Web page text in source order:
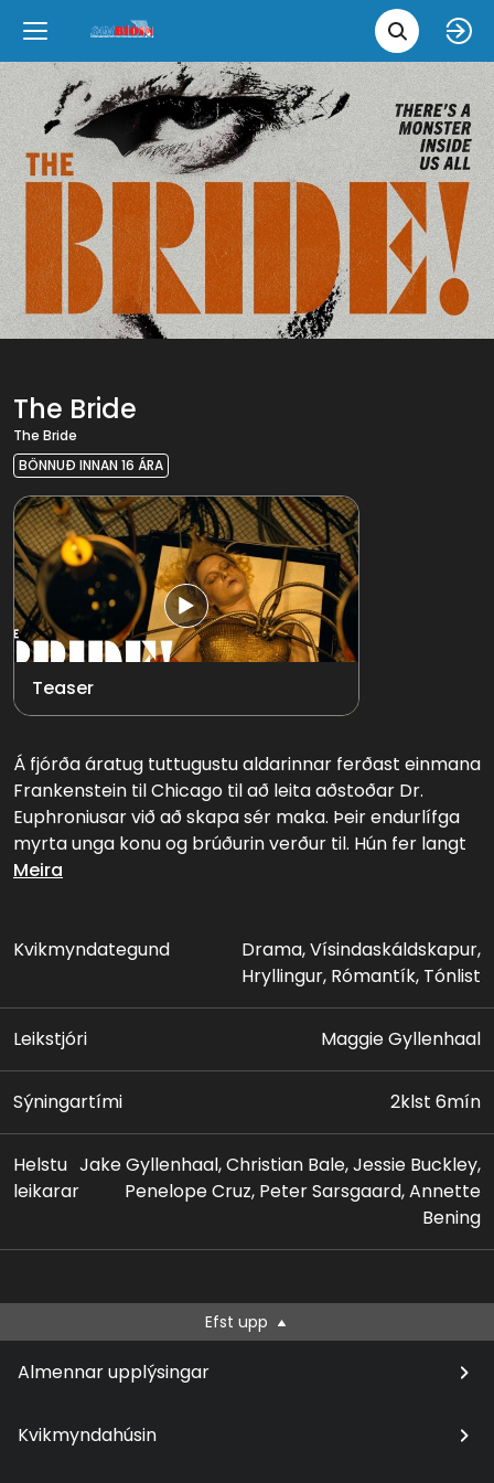
Leita
Back
Væntanlegt
Close
Nýjar myndir
Klassískar myndir
Skvísubíó
Ópera
Back
Tungumál
Close
íslenska
English
The Bride
The Bride
BÖNNUÐ INNAN 16 ÁRA
Teaser
Á fjórða áratug tuttugustu aldarinnar ferðast einmana
Frankenstein til Chicago til að leita aðstoðar Dr.
Euphroniusar við að skapa sér maka. Þeir endurlífga
myrta unga konu og brúðurin verður til. Hún fer langt
fram úr því sem þeir ætluðu sér og úr verður eldfim
Meira
Kvikmyndategund
Drama, Vísindaskáldskapur,
Hryllingur, Rómantík, Tónlist
Leikstjóri Maggie Gyllenhaal
Sýningartími 2klst 6mín
Helstu
leikarar
Jake Gyllenhaal, Christian Bale, Jessie Buckley,
Penelope Cruz, Peter Sarsgaard, Annette
Bening
Efst upp
Almennar upplýsingar
Kvikmyndahúsin